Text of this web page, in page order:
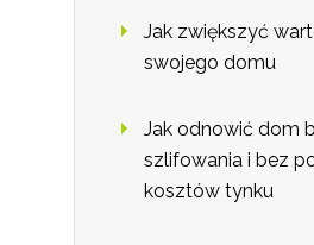
Jak zwiększyć
swojego domu
Jak odnowić dom
szlifowania i bez
kosztów tynku